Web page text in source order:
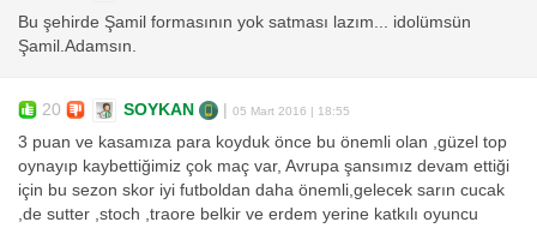
Bu şehirde Şamil formasının yok satması lazım... idolümsün
Şamil.Adamsın.
20 SOYKAN 05 Mart 2016 | 18:55
3 puan ve kasamıza para koyduk önce bu önemli olan ,güzel top
oynayıp kaybettiğimiz çok maç var, Avrupa şansımız devam ettiği
için bu sezon skor iyi futboldan daha önemli,gelecek sarın cucak
,de sutter ,stoch ,traore belkir ve erdem yerine katkılı oyuncu